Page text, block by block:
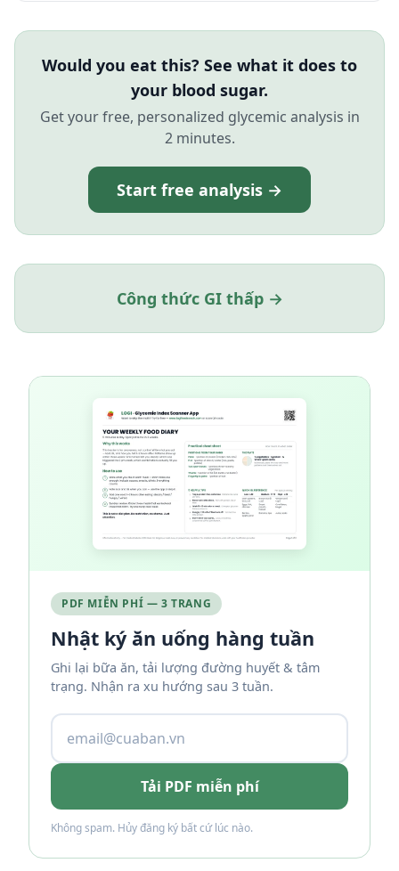
Would you eat this? See what it does to
your blood sugar.
Get your free, personalized glycemic analysis in
2 minutes.
Start free analysis →
Công thức GI thấp →
PDF MIỄN PHÍ — 3 TRANG
Nhật ký ăn uống hàng tuần
Ghi lại bữa ăn, tải lượng đường huyết & tâm
trạng. Nhận ra xu hướng sau 3 tuần.
Tải PDF miễn phí
Không spam. Hủy đăng ký bất cứ lúc nào.